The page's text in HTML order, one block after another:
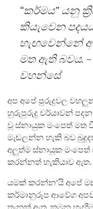
“කර්මය” යනු
කියැවෙන
හැඟවෙන්නේ
මත ඇති බවය. –
වහන්සේ
අප අපේ පුරුදුවල
හුරුපුරුදු චර්යාවන්
වූ ස්නායුක මංපෙත් මත
මැඬලන්න හැකි බව
අලුත්ම ස්නායුක
කරන්නත් හැකියාව ඇත.
යමක් කරන්න’යි අපේ
කර්මානුරූප ආවේග